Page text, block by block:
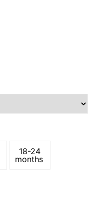
18-24
months